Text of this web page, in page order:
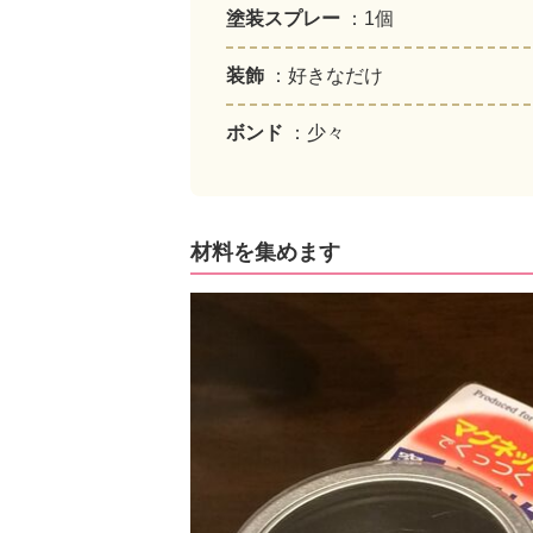
塗装スプレー ：1個
装飾 ：好きなだけ
ボンド ：少々
材料を集めます